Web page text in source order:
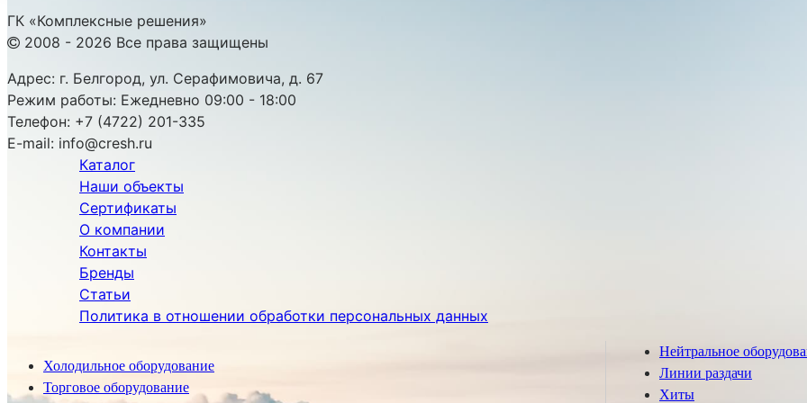
ГК «Комплексные решения»
2008 - 2026 Все права защищены
Адрес: г. Белгород, ул. Серафимовича, д. 67
Режим работы: Ежедневно 09:00 - 18:00
Телефон: +7 (4722) 201-335
E-mail: info@cresh.ru
Каталог
Наши объекты
Сертификаты
О компании
Контакты
Бренды
Статьи
Политика в отношении обработки персональных данных
Холодильное оборудование
Торговое оборудование
Нейтральное
Линии раздачи
Хиты